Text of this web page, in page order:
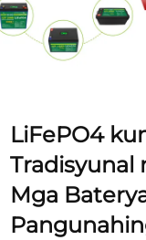
LiFePO4
Tradisyunal
Mga